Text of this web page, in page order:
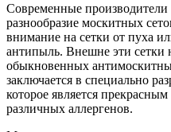
Современные
разнообразие москитных
внимание на сетки от пуха
антипыль. Внешне эти сетки
обыкновенных
заключается в специально
которое является
различных аллергенов.